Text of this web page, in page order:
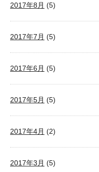
2017年8月 (5)
2017年7月 (5)
2017年6月 (5)
2017年5月 (5)
2017年4月 (2)
2017年3月 (5)